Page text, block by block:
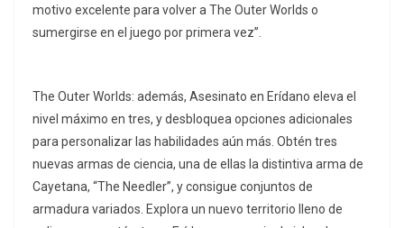
motivo excelente para volver a The Outer Worlds o
sumergirse en el juego por primera vez”.
The Outer Worlds: además, Asesinato en Erídano eleva el
nivel máximo en tres, y desbloquea opciones adicionales
para personalizar las habilidades aún más. Obtén tres
nuevas armas de ciencia, una de ellas la distintiva arma de
Cayetana, “The Needler”, y consigue conjuntos de
armadura variados. Explora un nuevo territorio lleno de